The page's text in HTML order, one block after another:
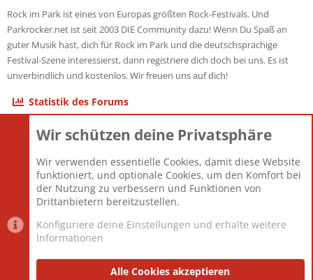
Rock im Park ist eines von Europas größten Rock-Festivals. Und
Parkrocker.net ist seit 2003 DIE Community dazu! Wenn Du Spaß an
guter Musik hast, dich für Rock im Park und die deutschsprachige
Festival-Szene interessierst, dann registriere dich doch bei uns. Es ist
unverbindlich und kostenlos. Wir freuen uns auf dich!
Statistik des Forums
Themen
Mitglieder
12.427
Neuestes Mitglied
Berlin
Datenschutzerklärung Impressum
Wir schützen deine Privatsphäre
Wir verwenden essentielle Cookies, damit diese Website
funktioniert, und optionale Cookies, um den Komfort bei
der Nutzung zu verbessern und Funktionen von
Drittanbietern bereitzustellen.
Konfiguriere deine Einstellungen und erhalte weitere
Informationen
Alle Cookies akzeptieren